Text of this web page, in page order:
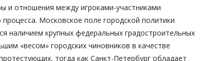
и отношения между игроками-участниками
процесса. Московское поле городской политики
наличием крупных федеральных градостроительных
«весом» городских чиновников в качестве
тогда как Санкт-Петербург обладает